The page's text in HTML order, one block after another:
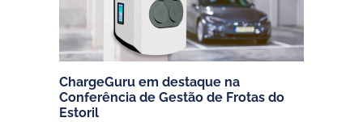
ChargeGuru em destaque na
Conferência de Gestão de Frotas do
Estoril